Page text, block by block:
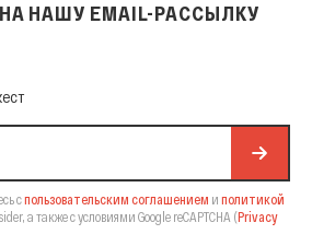
НАШУ EMAIL-РАССЫЛКУ
рассылку
спользовательским соглашением и политикой
а также с условиями Google reCAPTCHA (Privacy